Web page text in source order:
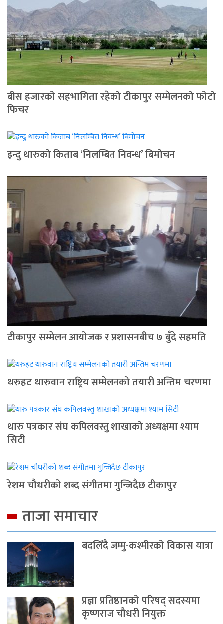
बीस हजारको सहभागिता रहेको टीकापुर सम्मेलनको फोटो
फिचर
इन्दु थारुको किताब ‘निलम्बित निवन्ध’ बिमोचन
टीकापुर सम्मेलन आयोजक र प्रशासनबीच ७ बुँदे सहमति
थरुहट थारुवान राष्ट्रिय सम्मेलनको तयारी अन्तिम चरणमा
थारु पत्रकार संघ कपिलवस्तु शाखाको अध्यक्षमा श्याम
सिटी
रेशम चौधरीको शब्द संगीतमा गुन्जिदैछ टीकापुर
ताजा समाचार
बदलिँदै जम्मु-कश्मीरको विकास यात्रा
प्रज्ञा प्रतिष्ठानको परिषद् सदस्यमा
कृष्णराज चौधरी नियुक्त